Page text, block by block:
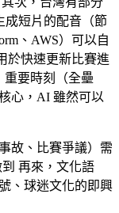
成短片的配音（節
、AWS）可以自
於快速更新比賽進
重要時刻（全壘
心，AI 雖然可以
故、比賽爭議）需
再來， 文化語
、球迷文化的即興